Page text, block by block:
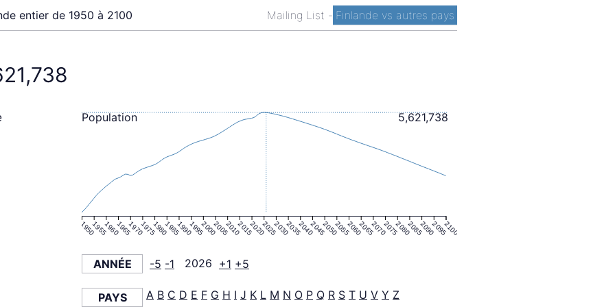
Mailing List - Finlande vs autres pays
entier de 1950 à 2100
1950195519601965197019751980198519901995200020052010201520202025203020352040204520502055206020652070207520802085209020952100
5,621,738
Population
ANNÉE -5 -1 2026 +1 +5
PAYS A B C D E F G H I J K L M N O P Q R S T U V Y Z